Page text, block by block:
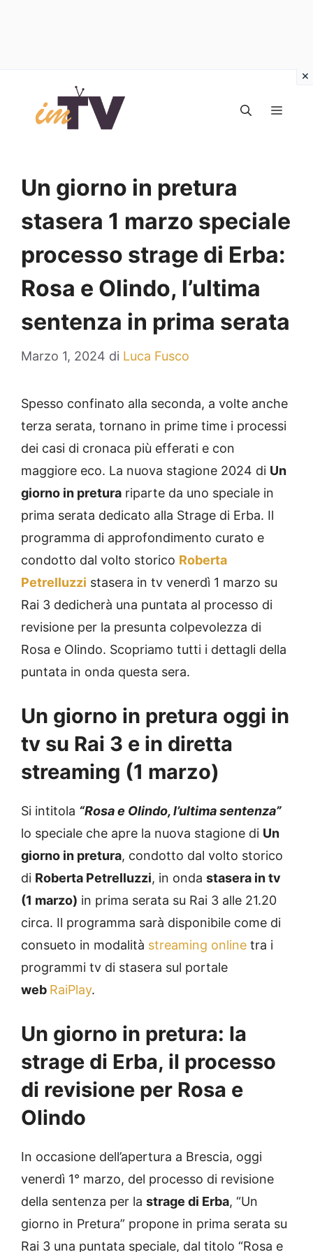
contenuto
Un giorno in pretura
stasera 1 marzo speciale
processo strage di Erba:
Rosa e Olindo, l’ultima
sentenza in prima serata
Marzo 1, 2024 di Luca Fusco
Spesso confinato alla seconda, a volte anche
terza serata, tornano in prime time i processi
dei casi di cronaca più efferati e con
maggiore eco. La nuova stagione 2024 di Un
giorno in pretura riparte da uno speciale in
prima serata dedicato alla Strage di Erba. Il
programma di approfondimento curato e
condotto dal volto storico Roberta
Petrelluzzi stasera in tv venerdì 1 marzo su
Rai 3 dedicherà una puntata al processo di
revisione per la presunta colpevolezza di
Rosa e Olindo. Scopriamo tutti i dettagli della
puntata in onda questa sera.
Un giorno in pretura oggi in
tv su Rai 3 e in diretta
streaming (1 marzo)
Si intitola “Rosa e Olindo, l’ultima sentenza”
lo speciale che apre la nuova stagione di Un
giorno in pretura, condotto dal volto storico
di Roberta Petrelluzzi, in onda stasera in tv
(1 marzo) in prima serata su Rai 3 alle 21.20
circa. Il programma sarà disponibile come di
consueto in modalità streaming online tra i
programmi tv di stasera sul portale
web RaiPlay.
Un giorno in pretura: la
strage di Erba, il processo
di revisione per Rosa e
Olindo
In occasione dell’apertura a Brescia, oggi
venerdì 1° marzo, del processo di revisione
della sentenza per la strage di Erba, “Un
giorno in Pretura” propone in prima serata su
Rai 3 una puntata speciale, dal titolo “Rosa e